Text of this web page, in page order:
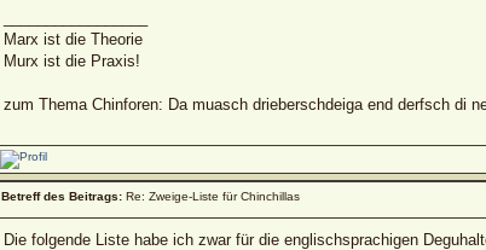
Marx ist die Theorie
Murx ist die Praxis!
zum Thema Chinforen: Da muasch drieberschdeiga end derfsch di
Betreff des Beitrags:Re: Zweige-Liste für Chinchillas
Die folgende Liste habe ich zwar für die englischsprachigen